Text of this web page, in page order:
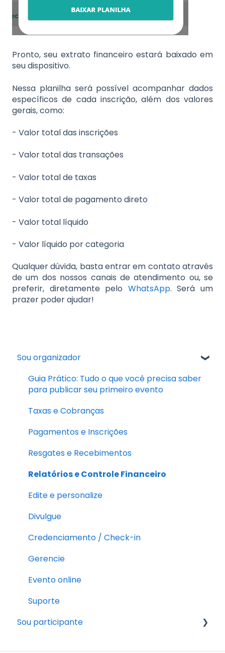
Pronto, seu extrato financeiro estará baixado em
seu dispositivo.
Nessa planilha será possível acompanhar dados
específicos de cada inscrição, além dos valores
gerais, como:
- Valor total das inscrições
- Valor total das transações
- Valor total de taxas
- Valor total de pagamento direto
- Valor total líquido
- Valor líquido por categoria
Qualquer dúvida, basta entrar em contato através
de um dos nossos canais de atendimento ou, se
preferir, diretamente pelo WhatsApp. Será um
prazer poder ajudar!
Sou organizador
Guia Prático: Tudo o que você precisa saber
para publicar seu primeiro evento
Taxas e Cobranças
Pagamentos e Inscrições
Resgates e Recebimentos
Relatórios e Controle Financeiro
Edite e personalize
Divulgue
Credenciamento / Check-in
Gerencie
Evento online
Suporte
Sou participante